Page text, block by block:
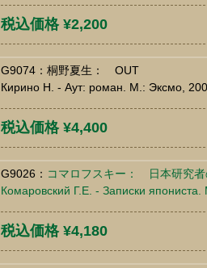
税込価格 ¥2,200
G9074：桐野夏生： OUT
Кирино Н. - Аут: роман. М.: Эксмо,
税込価格 ¥4,400
G9026： コマロフスキー： 日本研究者
Комаровский Г.Е. - Записки
税込価格 ¥4,180